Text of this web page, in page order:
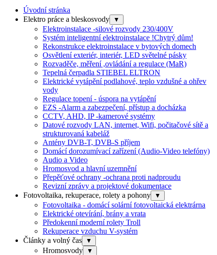
Úvodní stránka
Elektro práce a bleskosvody
▼
Elektroinstalace -silové rozvody 230/400V
Systém inteligentní elektroinstalace !Chytrý dům!
Rekonstrukce elektroinstalace v bytových domech
Osvětlení exteriér, interiér, LED světelné pásky
Rozvaděče, měření ,ovládání a regulace (MaR)
Tepelná čerpadla STIEBEL ELTRON
Elektrické vytápění podlahové, teplo vzdušné a ohřev
vody
Regulace topení - úspora na vytápění
EZS -Alarm a zabezpečení, přístup a docházka
CCTV, AHD, IP -kamerové systémy
Datové rozvody LAN, internet, Wifi, počitačové sítě a
strukturovaná kabeláž
Antény DVB-T, DVB-S příjem
Domácí dorozumívací zařízení (Audio-Video telefóny)
Audio a Video
Hromosvod a hlavní uzemnění
Přepěťové ochrany -ochrana proti nadproudu
Revizní zprávy a projektové dokumentace
Fotovoltaika, rekuperace, rolety a pohony
▼
Fotovoltaika - domácí solární fotovoltaická elektrárna
Elektrické otevírání, brány a vrata
Předokenní moderní rolety Troll
Rekuperace vzduchu V-systém
Články a volný čas
▼
Hromosvody ▼